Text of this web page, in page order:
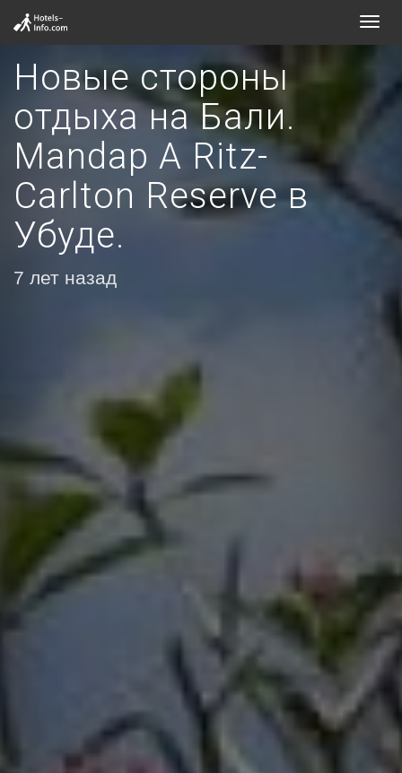
Новые стороны
отдыха на Бали.
Mandap A Ritz-
Carlton Reserve в
Убуде.
7 лет назад